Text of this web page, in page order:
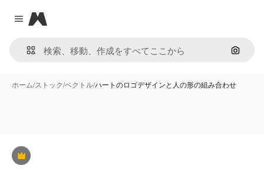
Close menu
Magnific
画像で
ホーム/ストック/ベクトル/ハートのロゴデザインと人の形の組み合わせ
Premium